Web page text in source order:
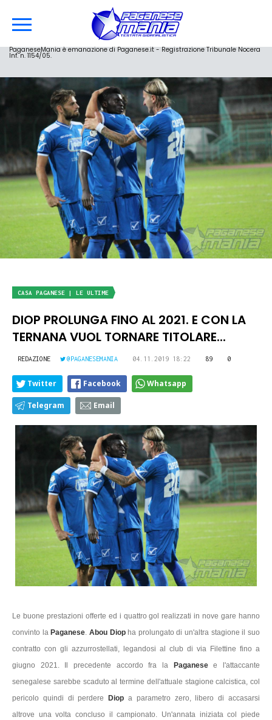
PaganeseMania è emanazione di Paganese.it - Registrazione Tribunale Nocera
Inf. n. 1154/05.
CASA PAGANESE | LE ULTIME
DIOP PROLUNGA FINO AL 2021. E CON LA
TERNANA VUOL TORNARE TITOLARE...
REDAZIONE @PAGANESEMANIA 04.11.2019 18:22 89 0
Twitter Facebook Whatsapp
Telegram Email
Le buone prestazioni offerte ed i quattro gol realizzati in nove gare hanno
convinto la Paganese. Abou Diopha prolungato di un'altra stagione il suo
contratto con gli azzurrostellati, legandosi al club di via Filettine fino a
giugno 2021. Il precedente accordo fra la
Paganesee l'attaccante
senegalese sarebbe scaduto al termine dell'attuale stagione calcistica, col
pericolo quindi di perdere
Diopa parametro zero, libero di accasarsi
altrove una volta concluso il campionato. Un'annata iniziata col piede